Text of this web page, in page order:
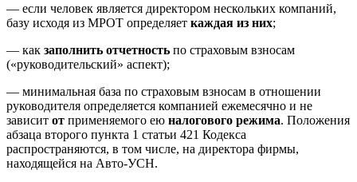
— если человек является директором нескольких компаний,
базу исходя из МРОТ определяет каждая из них;
— как заполнить отчетность по страховым взносам
(«руководительский» аспект);
— минимальная база по страховым взносам в отношении
руководителя определяется компанией ежемесячно и не
зависит от применяемого ею налогового режима. Положения
абзаца второго пункта 1 статьи 421 Кодекса
распространяются, в том числе, на директора фирмы,
находящейся на Авто-УСН.